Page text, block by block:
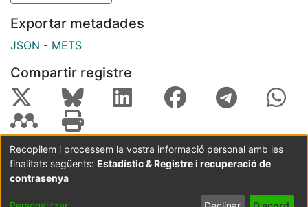
Exportar metadades
JSON - METS
Compartir registre
Coordinació:CRAI UB Avís legal
Metadades
subjectes a:
Configuració
Recopilem i processem la vostra informació personal amb les
finalitats següents: Estadístic & Registre i recuperació de
contrasenya